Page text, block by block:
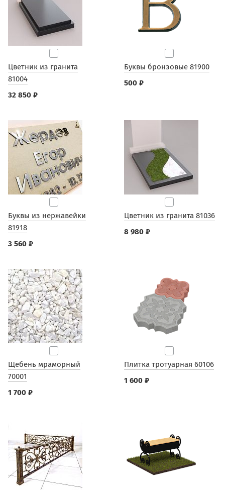
Цветник из гранита
81004
32 850 ₽
Буквы бронзовые 81900
500 ₽
Буквы из нержавейки
81918
3 560 ₽
Цветник из гранита 81036
8 980 ₽
Щебень мраморный
70001
1 700 ₽
Плитка тротуарная 60106
1 600 ₽